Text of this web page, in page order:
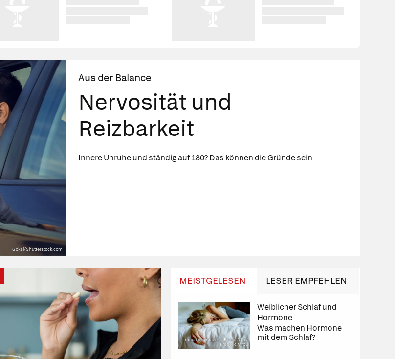
Goksi/Shutterstock.com
Aus der Balance
Nervosität und
Reizbarkeit
Innere Unruhe und ständig auf 180? Das können die Gründe sein
MEIST­GELESEN LESER EMP­FEH­LEN
mauritius images / Photo Alto /
Frederic Cirou
Weiblicher Schlaf und
Hormone
Was machen Hormone
mit dem Schlaf?